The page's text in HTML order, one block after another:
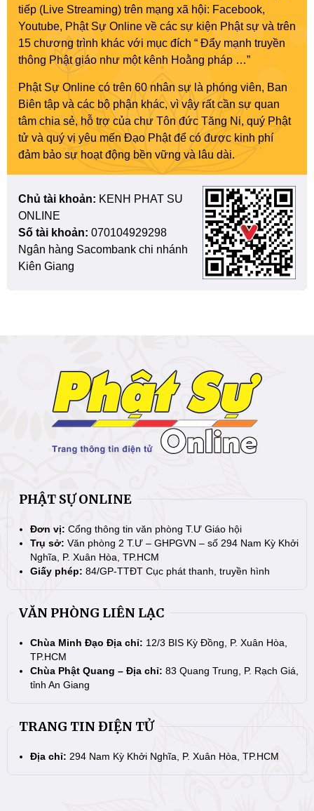
tiếp (Live Streaming) trên mạng xã hội: Facebook,
Youtube, Phật Sự Online về các sự kiện Phật sự và trên
15 chương trình khác với mục đích “ Đẩy mạnh truyền
thông Phật giáo như một kênh Hoằng pháp …”
Phật Sự Online có trên 60 nhân sự là phóng viên, Ban
Biên tập và các bộ phận khác, vì vậy rất cần sự quan
tâm chia sẻ, hỗ trợ của chư Tôn đức Tăng Ni, quý Phật
tử và quý vị yêu mến Đạo Phật để có được kinh phí
đảm bảo sự hoạt động bền vững và lâu dài.
Chủ tài khoản: KENH PHAT SU
ONLINE
Số tài khoản: 070104929298
Ngân hàng Sacombank chi nhánh
Kiên Giang
PHẬT SỰ ONLINE
Đơn vị: Cổng thông tin văn phòng T.Ư Giáo hội
Trụ sở: Văn phòng 2 T.Ư – GHPGVN – số 294 Nam Kỳ Khởi
Nghĩa, P. Xuân Hòa, TP.HCM
Giấy phép: 84/GP-TTĐT Cục phát thanh, truyền hình
VĂN PHÒNG LIÊN LẠC
Chùa Minh Đạo Địa chỉ: 12/3 BIS Kỳ Đồng, P. Xuân Hòa,
TP.HCM
Chùa Phật Quang – Địa chỉ: 83 Quang Trung, P. Rạch Giá,
tỉnh An Giang
TRANG TIN ĐIỆN TỬ
Địa chỉ: 294 Nam Kỳ Khởi Nghĩa, P. Xuân Hòa, TP.HCM